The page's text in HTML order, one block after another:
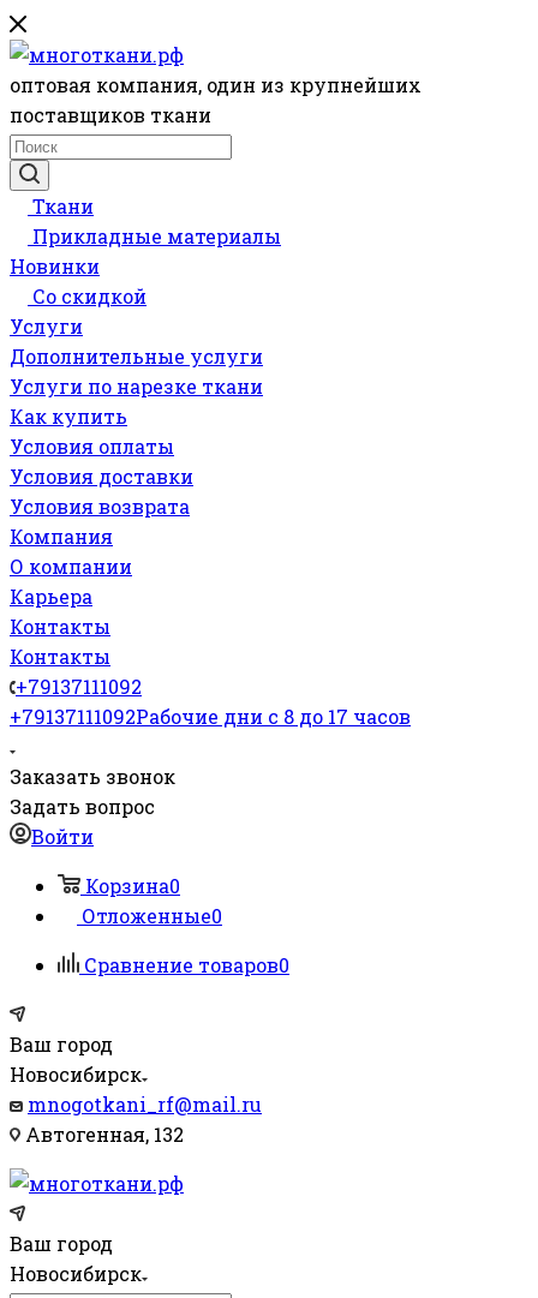
оптовая компания, один из крупнейших
поставщиков ткани
Ткани
Прикладные материалы
Новинки
Со скидкой
Услуги
Дополнительные услуги
Услуги по нарезке ткани
Как купить
Условия оплаты
Условия доставки
Условия возврата
Компания
О компании
Карьера
Контакты
Контакты
+79137111092
+79137111092Рабочие дни с 8 до 17 часов
Заказать звонок
Задать вопрос
Войти
Корзина0
Отложенные0
Сравнение товаров0
Ваш город
Новосибирск
mnogotkani_rf@mail.ru
Автогенная, 132
Ваш город
Новосибирск